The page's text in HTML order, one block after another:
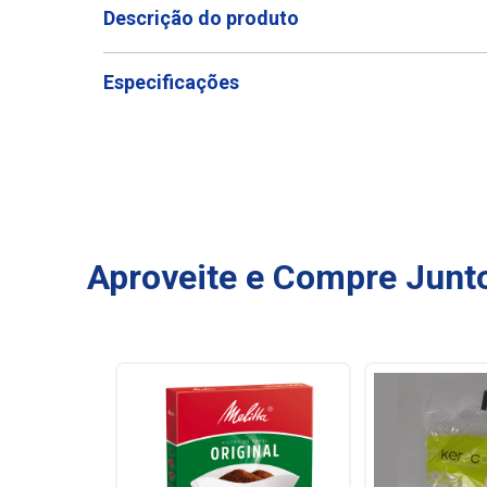
Descrição do produto
Especificações
Aproveite e Compre